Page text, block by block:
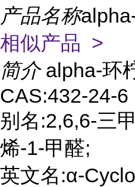
产品名称
相似产品 >
简介 alpha-环
CAS:432-24-6
别名:2,6,6-三
烯-1-甲醛;
英文名:α-